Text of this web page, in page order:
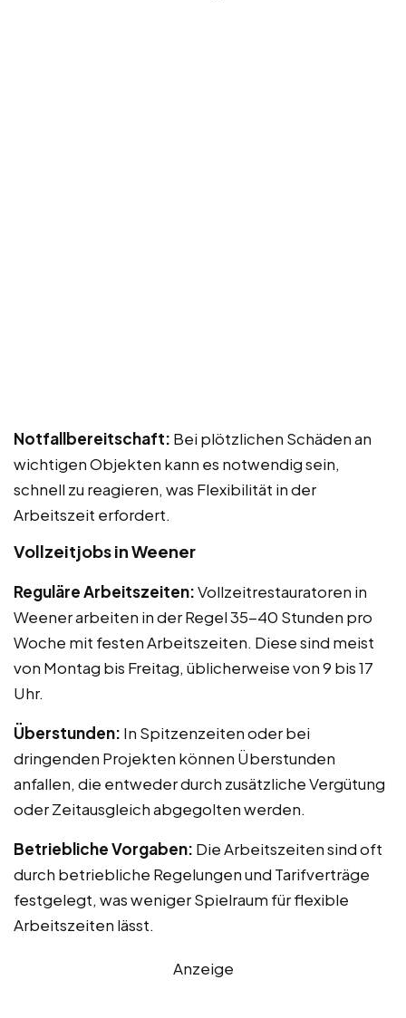
Notfallbereitschaft: Bei plötzlichen Schäden an
wichtigen Objekten kann es notwendig sein,
schnell zu reagieren, was Flexibilität in der
Arbeitszeit erfordert.
Vollzeitjobs in Weener
Reguläre Arbeitszeiten:Vollzeitrestauratoren in
Weener arbeiten in der Regel 35-40 Stunden pro
Woche mit festen Arbeitszeiten. Diese sind meist
von Montag bis Freitag, üblicherweise von 9 bis 17
Uhr.
Überstunden: In Spitzenzeiten oder bei
dringenden Projekten können Überstunden
anfallen, die entweder durch zusätzliche Vergütung
oder Zeitausgleich abgegolten werden.
Betriebliche Vorgaben: Die Arbeitszeiten sind oft
durch betriebliche Regelungen und Tarifverträge
festgelegt, was weniger Spielraum für flexible
Arbeitszeiten lässt.
Anzeige